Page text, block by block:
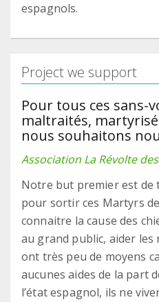
espagnols.
Project we support
Pour tous ces sans-
maltraités,
nous souhaitons
Association La Révolte
Notre but premier est de
pour sortir ces Martyrs
connaitre la cause des
au grand public, aider
ont très peu de moyens
aucunes aides de la part
l’état espagnol, ils ne